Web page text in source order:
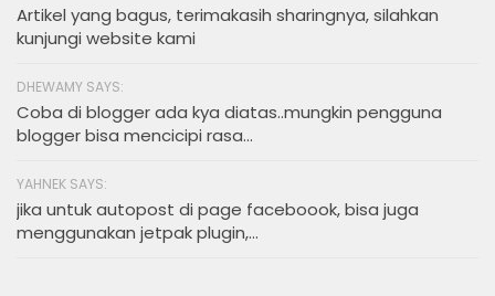
Artikel yang bagus, terimakasih sharingnya, silahkan
kunjungi website kami
DHEWAMY SAYS:
Coba di blogger ada kya diatas..mungkin pengguna
blogger bisa mencicipi rasa...
YAHNEK SAYS:
jika untuk autopost di page faceboook, bisa juga
menggunakan jetpak plugin,...